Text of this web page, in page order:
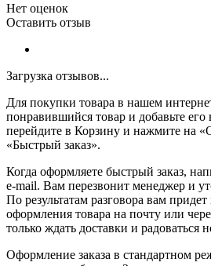
Нет оценок
Оставить отзыв
Загрузка отзывов...
Для покупки товара в нашем
понравившийся товар и добавьте его
перейдите в Корзину и нажмите на
«Быстрый заказ».
Когда оформляете быстрый заказ,
e-mail. Вам перезвонит менеджер и
По результатам разговора вам
оформления товара на почту или
только ждать доставки и радоваться
Оформление заказа в стандартном